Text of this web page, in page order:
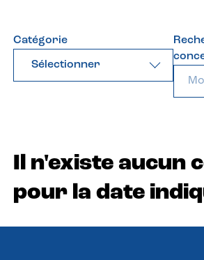
Catégorie
Sélectionner
Il n'existe aucun
pour la date